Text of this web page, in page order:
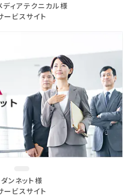
ディアテクニカル様
ービスサイト
ダンネット様
ービスサイト